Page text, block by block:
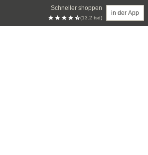
Schneller shoppen
(13.2 tsd)
in der App